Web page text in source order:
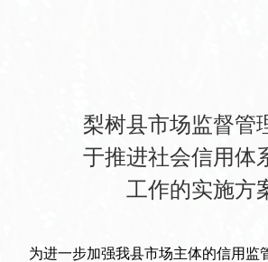
梨树县市场监督管
于推进社会信用体
工作的实施方
为进一步加强我县市场主体的信用监